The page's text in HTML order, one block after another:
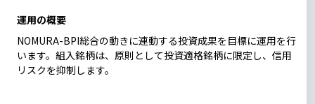
運用の概要
NOMURA-BPI総合の動きに連動する投資成果を目標に運用を行
います。組入銘柄は、原則として投資適格銘柄に限定し、信用
リスクを抑制します。